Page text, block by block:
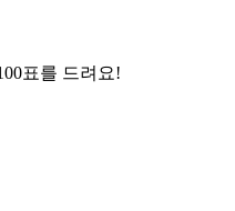
표를 드려요!